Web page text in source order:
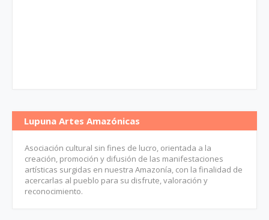
Lupuna Artes Amazónicas
Asociación cultural sin fines de lucro, orientada a la
creación, promoción y difusión de las manifestaciones
artísticas surgidas en nuestra Amazonía, con la finalidad de
acercarlas al pueblo para su disfrute, valoración y
reconocimiento.